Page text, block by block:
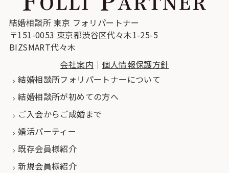
結婚相談所 東京 フォリパートナー
〒151-0053 東京都渋谷区代々木1-25-5
BIZSMART代々木
会社案内 ｜ 個人情報保護方針
結婚相談所フォリパートナーについて
結婚相談所が初めての方へ
ご入会からご成婚まで
婚活パーティー
既存会員様紹介
新規会員様紹介